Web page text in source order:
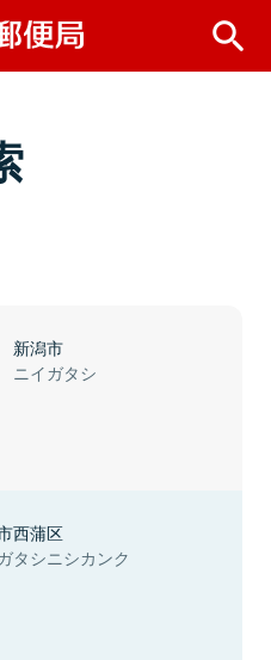
新潟市
ニイガタシ
西蒲区
タシニシカンク